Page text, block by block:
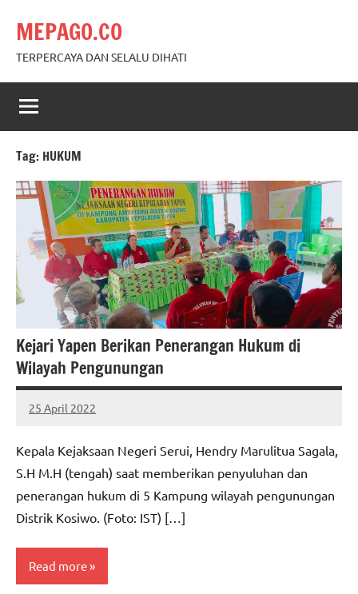
content
MEPAGO.CO
TERPERCAYA DAN SELALU DIHATI
Tag: HUKUM
Kejari Yapen Berikan Penerangan Hukum di
Wilayah Pengunungan
25 April 2022
MEPAGO
No
Kepala Kejaksaan Negeri Serui, Hendry Marulitua Sagala,
S.H M.H (tengah) saat memberikan penyuluhan dan
penerangan hukum di 5 Kampung wilayah pengunungan
Distrik Kosiwo. (Foto: IST) […]
Read more